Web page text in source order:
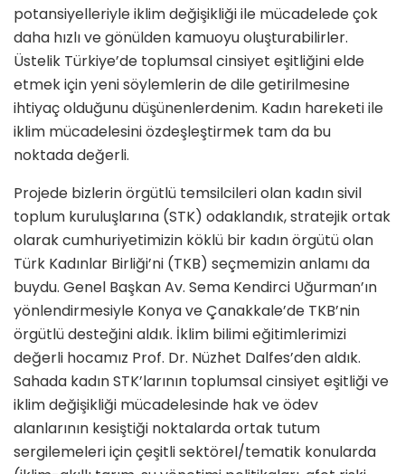
potansiyelleriyle iklim değişikliği ile mücadelede çok
daha hızlı ve gönülden kamuoyu oluşturabilirler.
Üstelik Türkiye’de toplumsal cinsiyet eşitliğini elde
etmek için yeni söylemlerin de dile getirilmesine
ihtiyaç olduğunu düşünenlerdenim. Kadın hareketi ile
iklim mücadelesini özdeşleştirmek tam da bu
noktada değerli.
Projede bizlerin örgütlü temsilcileri olan kadın sivil
toplum kuruluşlarına (STK) odaklandık, stratejik ortak
olarak cumhuriyetimizin köklü bir kadın örgütü olan
Türk Kadınlar Birliği’ni (TKB) seçmemizin anlamı da
buydu. Genel Başkan Av. Sema Kendirci Uğurman’ın
yönlendirmesiyle Konya ve Çanakkale’de TKB’nin
örgütlü desteğini aldık. İklim bilimi eğitimlerimizi
değerli hocamız Prof. Dr. Nüzhet Dalfes’den aldık.
Sahada kadın STK’larının toplumsal cinsiyet eşitliği ve
iklim değişikliği mücadelesinde hak ve ödev
alanlarının kesiştiği noktalarda ortak tutum
sergilemeleri için çeşitli sektörel/tematik konularda